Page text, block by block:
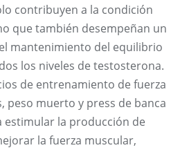
contribuyen a la condición
que también desempeñan un
mantenimiento del equilibrio
los niveles de testosterona.
de entrenamiento de fuerza
peso muerto y press de banca
estimular la producción de
la fuerza muscular,